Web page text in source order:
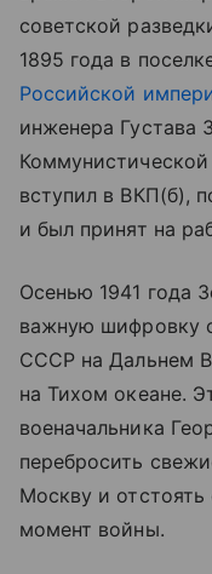
советской
1895 года в
Российской
инженера Густава
вступил в ВКП(б),
и был принят на
Осенью 1941 года
важную шифровку
СССР на Дальнем
на Тихом океане.
военачальника
перебросить
Москву и
момент войны.